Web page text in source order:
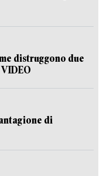
distruggono due
di